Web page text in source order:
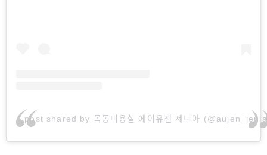
A post shared by 목동미용실 에이유젠 제니아